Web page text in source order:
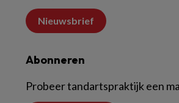
Nieuwsbrief
Abonneren
Probeer tandartspraktijk een